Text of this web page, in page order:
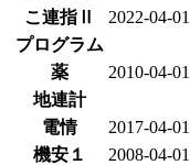
こ連指Ⅱ
2022-04-01
プログラム
薬
2010-04-01
地連計
電情
2017-04-01
機安１
2008-04-01